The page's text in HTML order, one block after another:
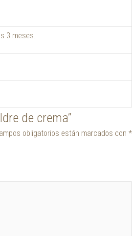
3 meses.
de crema”
obligatorios están marcados con *